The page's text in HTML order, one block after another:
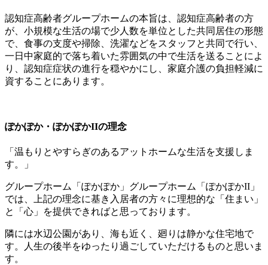
認知症高齢者グループホームの本旨は、認知症高齢者の方
が、小規模な生活の場で少人数を単位とした共同居住の形態
で、食事の支度や掃除、洗濯などをスタッフと共同で行い、
一日中家庭的で落ち着いた雰囲気の中で生活を送ることによ
り、認知症症状の進行を穏やかにし、家庭介護の負担軽減に
資することにあります。
ぽかぽか・ぽかぽかIIの理念
「温もりとやすらぎのあるアットホームな生活を支援しま
す。」
グループホーム「ぽかぽか」グループホーム「ぽかぽかII」
では、上記の理念に基き入居者の方々に理想的な「住まい」
と「心」を提供できればと思っております。
隣には水辺公園があり、海も近く、廻りは静かな住宅地で
す。人生の後半をゆったり過ごしていただけるものと思いま
す。